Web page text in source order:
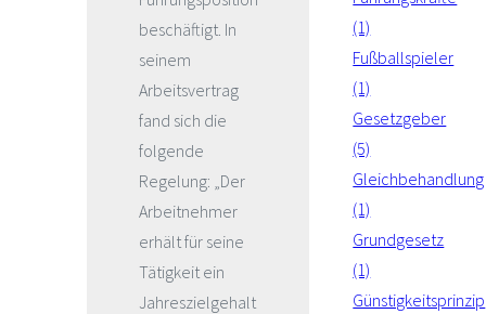
beschäftigt. In
seinem
Arbeitsvertrag
fand sich die
folgende
Regelung: „Der
Arbeitnehmer
erhält für seine
Tätigkeit ein
Jahreszielgehalt
(1)
Fußballspieler
(1)
Gesetzgeber
(5)
Gleichbehandlung
(1)
Grundgesetz
(1)
Günstigkeitsprinzip